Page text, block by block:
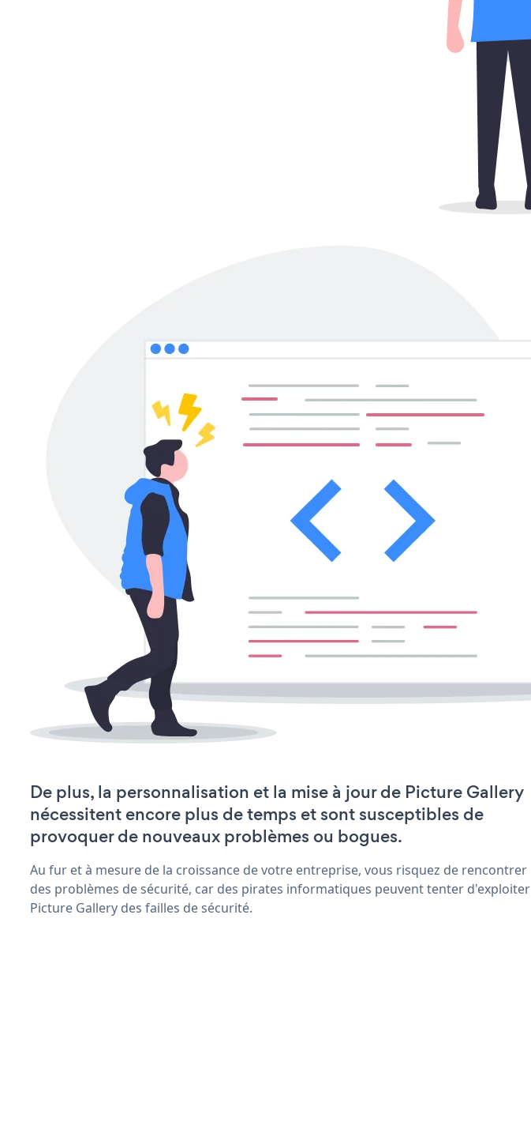
De plus, la personnalisation et la mise à jour de Picture Gallery
nécessitent encore plus de temps et sont susceptibles de
provoquer de nouveaux problèmes ou bogues.
Au fur et à mesure de la croissance de votre entreprise, vous risquez de rencontrer
des problèmes de sécurité, car des pirates informatiques peuvent tenter d'exploiter
Picture Gallery des failles de sécurité.